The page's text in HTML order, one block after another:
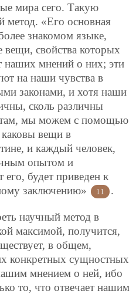
мира сего. Такую
метод. «Его основная
знакомом языке,
вещи, свойства которых
наших мнений о них; эти
на наши чувства в
законами, и хотя наши
сколь различны
мы можем с помощью
каковы вещи в
и каждый человек,
опытом и
его, будет приведен к
заключению»
11 .
научный метод в
максимой, получится,
в общем,
конкретных сущностных
мнением о ней, ибо
то, что отвечает нашим